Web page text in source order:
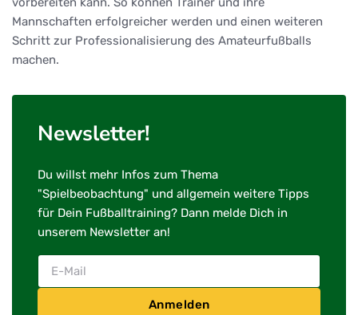
Mannschaften erfolgreicher werden und einen weiteren
Schritt zur Professionalisierung des Amateurfußballs
machen.
Newsletter!
Du willst mehr Infos zum Thema
"Spielbeobachtung" und allgemein weitere Tipps
für Dein Fußballtraining? Dann melde Dich in
unserem Newsletter an!
Anmelden